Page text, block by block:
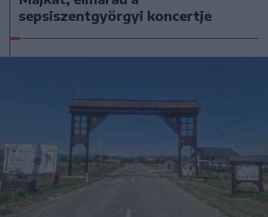
sepsiszentgyörgyi koncertje